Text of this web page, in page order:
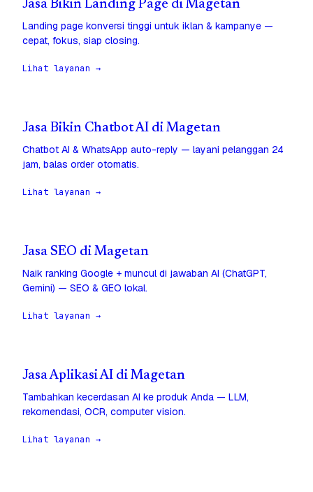
Jasa Bikin Landing Page di Magetan
Landing page konversi tinggi untuk iklan & kampanye —
cepat, fokus, siap closing.
Lihat layanan →
Jasa Bikin Chatbot AI di Magetan
Chatbot AI & WhatsApp auto-reply — layani pelanggan 24
jam, balas order otomatis.
Lihat layanan →
Jasa SEO di Magetan
Naik ranking Google + muncul di jawaban AI (ChatGPT,
Gemini) — SEO & GEO lokal.
Lihat layanan →
Jasa Aplikasi AI di Magetan
Tambahkan kecerdasan AI ke produk Anda — LLM,
rekomendasi, OCR, computer vision.
Lihat layanan →